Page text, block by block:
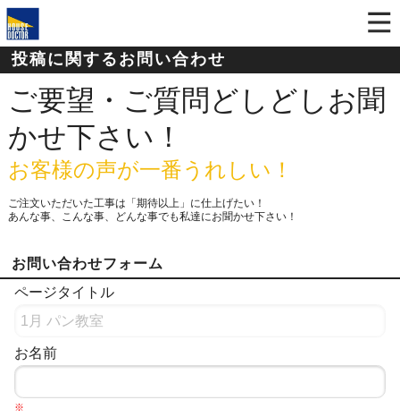
投稿に関するお問い合わせ
ご要望・ご質問どしどしお聞
かせ下さい！
お客様の声が一番うれしい！
ご注文いただいた工事は「期待以上」に仕上げたい！
あんな事、こんな事、どんな事でも私達にお聞かせ下さい！
お問い合わせフォーム
ページタイトル
お名前
※